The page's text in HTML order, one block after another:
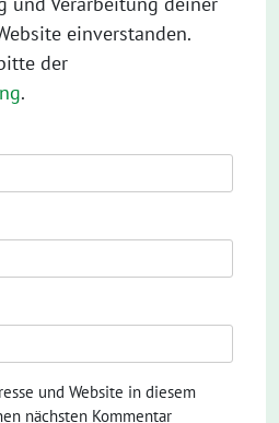
einverstanden.
der
.
und Website in diesem
nächsten Kommentar